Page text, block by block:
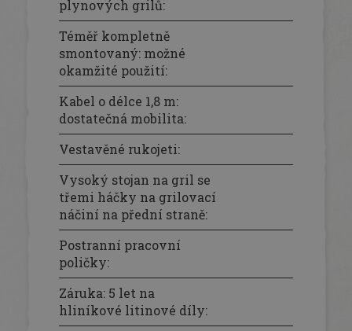
plynových grilů:
Téměř kompletně
smontovaný: možné
okamžité použití:
Kabel o délce 1,8 m:
dostatečná mobilita:
Vestavěné rukojeti:
Vysoký stojan na gril se
třemi háčky na grilovací
náčiní na přední straně:
Postranní pracovní
poličky:
Záruka: 5 let na
hliníkové litinové díly: